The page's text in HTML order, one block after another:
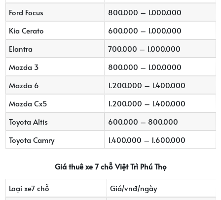
Ford Focus
800.000 – 1.000.000
Kia Cerato
600.000 – 1.000.000
Elantra
700.000 – 1.000.000
Mazda 3
800.000 – 1.00.0000
Mazda 6
1.200.000 – 1.400.000
Mazda Cx5
1.200.000 – 1.400.000
Toyota Altis
600.000 – 800.000
Toyota Camry
1.400.000 – 1.600.000
Giá thuê xe 7 chỗ Việt Trì Phú Thọ
Loại xe7 chỗ
Giá/vnđ/ngày